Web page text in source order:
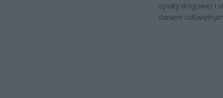
opłaty drogowe) i
daniem